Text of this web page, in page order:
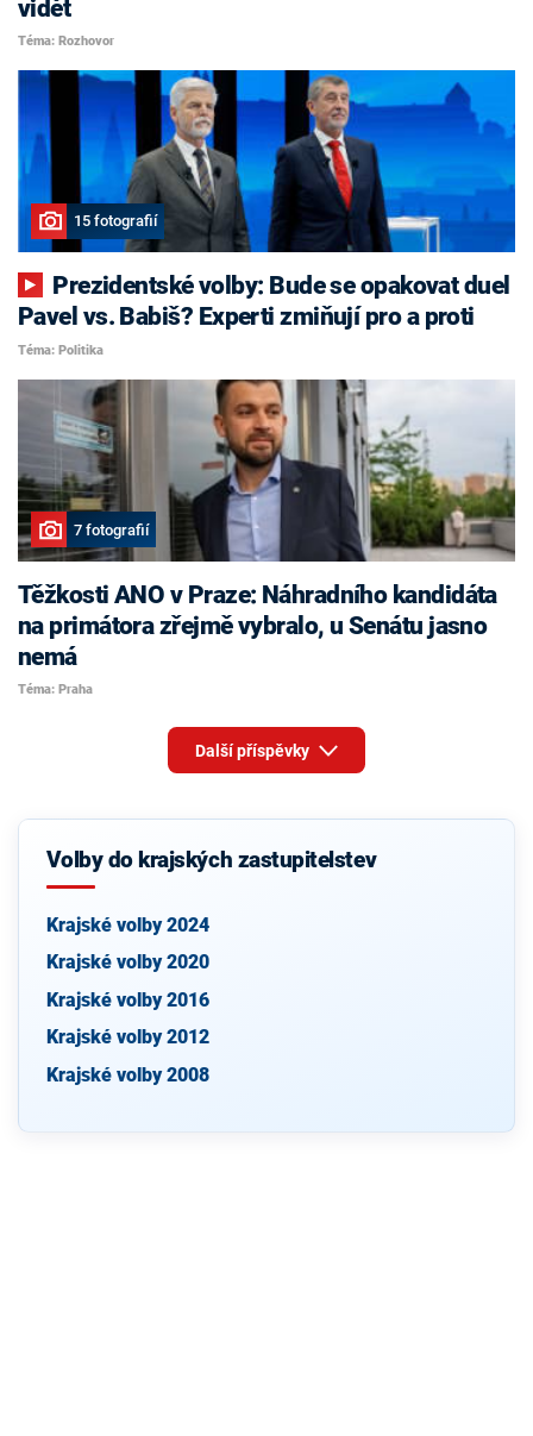
vidět
Téma: Rozhovor
15 fotografií
Pavel vs. Babiš? Experti zmiňují pro a proti
Téma: Politika
7 fotografií
Těžkosti ANO v Praze: Náhradního kandidáta
na primátora zřejmě vybralo, u Senátu jasno
nemá
Téma: Praha
Další příspěvky
Volby do krajských zastupitelstev
Krajské volby 2024
Krajské volby 2020
Krajské volby 2016
Krajské volby 2012
Krajské volby 2008